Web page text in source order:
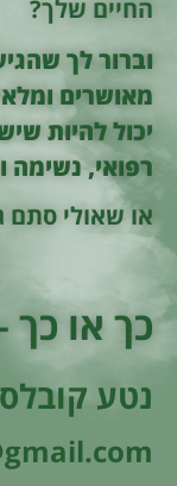
החיים שלך?
וברור לך
מאושרים
יכול להיות
רפואי, נשימה
או שאולי
כך או כך
נטע